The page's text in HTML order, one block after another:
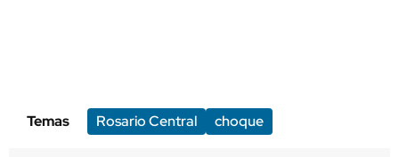
Temas Rosario Central choque